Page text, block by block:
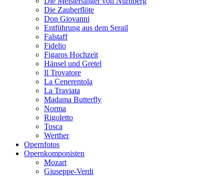
Die Zauberflöte
Don Giovanni
Entführung aus dem Serail
Falstaff
Fidelio
Figaros Hochzeit
Hänsel und Gretel
Il Trovatore
La Cenerentola
La Traviata
Madama Butterfly
Norma
Rigoletto
Tosca
Werther
Opernfotos
Opernkomponisten
Mozart
Giuseppe-Verdi